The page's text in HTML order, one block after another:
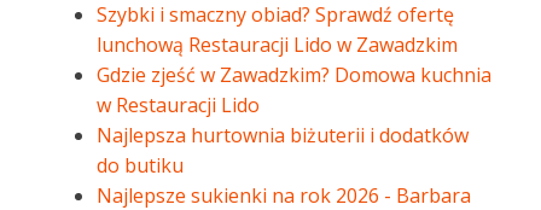
Szybki i smaczny obiad? Sprawdź ofertę
lunchową Restauracji Lido w Zawadzkim
Gdzie zjeść w Zawadzkim? Domowa kuchnia
w Restauracji Lido
Najlepsza hurtownia biżuterii i dodatków
do butiku
Najlepsze sukienki na rok 2026 - Barbara